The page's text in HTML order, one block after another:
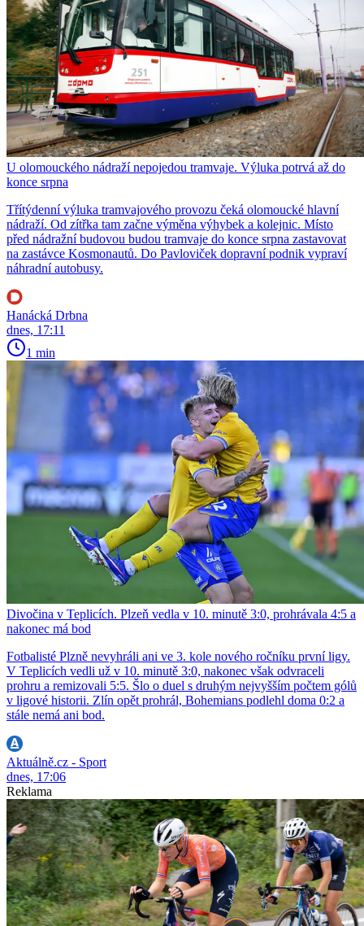
U olomouckého nádraží nepojedou tramvaje. Výluka potrvá až do
konce srpna
Třítýdenní výluka tramvajového provozu čeká olomoucké hlavní
nádraží. Od zítřka tam začne výměna výhybek a kolejnic. Místo
před nádražní budovou budou tramvaje do konce srpna zastavovat
na zastávce Kosmonautů. Do Pavloviček dopravní podnik vypraví
náhradní autobusy.
Hanácká Drbna
dnes, 17:11
1 min
Divočina v Teplicích. Plzeň vedla v 10. minutě 3:0, prohrávala 4:5 a
nakonec má bod
Fotbalisté Plzně nevyhráli ani ve 3. kole nového ročníku první ligy.
V Teplicích vedli už v 10. minutě 3:0, nakonec však odvraceli
prohru a remizovali 5:5. Šlo o duel s druhým nejvyšším počtem gólů
v ligové historii. Zlín opět prohrál, Bohemians podlehl doma 0:2 a
stále nemá ani bod.
Aktuálně.cz - Sport
dnes, 17:06
Reklama